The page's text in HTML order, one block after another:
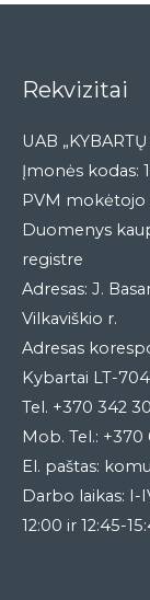
Rekvizitai
UAB
Įmonės kodas:
PVM mokėtojo
Duomenys
registre
Adresas: J.
Vilkaviškio r.
Adresas
Kybartai LT-
Tel. +370 342
Mob. Tel.: +370
El. paštas:
Darbo laikas: I-
12:00 ir 12:45-